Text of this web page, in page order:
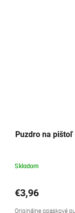
Puzdro na
Skladom
€3,96
Originálne opaskové